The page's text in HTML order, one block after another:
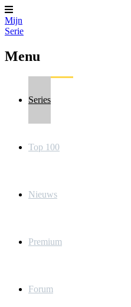
Mijn
Serie
Menu
Series
Top 100
Nieuws
Premium
Forum